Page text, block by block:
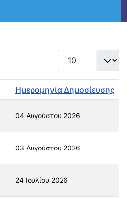
Εμφάνιση #
Ημερομηνία Δημοσίευσης
04 Αυγούστου 2026
03 Αυγούστου 2026
24 Ιουλίου 2026